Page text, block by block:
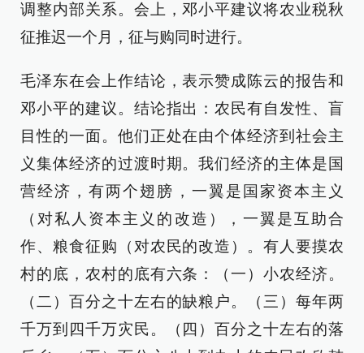
调整内部关系。会上，邓小平建议将农业税秋
征推迟一个月，征与购同时进行。
毛泽东在会上作结论，表示赞成陈云的报告和
邓小平的建议。结论指出：农民有自发性、盲
目性的一面。他们正处在由个体经济到社会主
义集体经济的过渡时期。我们经济的主体是国
营经济，有两个翅膀，一翼是国家资本主义
（对私人资本主义的改造），一翼是互助合
作、粮食征购（对农民的改造）。有人要摸农
村的底，农村的底有六条：（一）小农经济。
（二）百分之十左右的缺粮户。（三）每年两
千万到四千万灾民。（四）百分之十左右的落